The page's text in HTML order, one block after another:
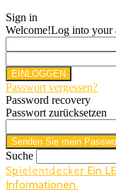
Sign in
Welcome!Log into your
Passwort vergessen?
Password recovery
Passwort zurücksetzen
Suche
Spielentdecker Ein
Informationen.